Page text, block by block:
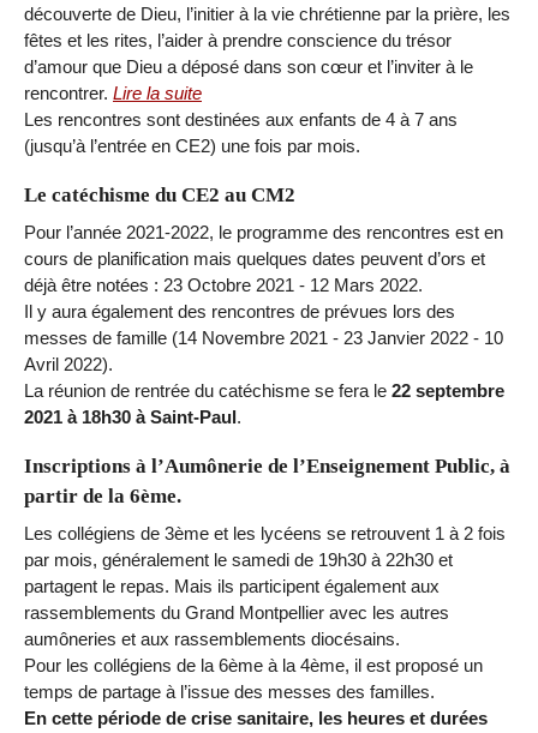
découverte de Dieu, l’initier à la vie chrétienne par la prière, les
fêtes et les rites, l’aider à prendre conscience du trésor
d’amour que Dieu a déposé dans son cœur et l’inviter à le
rencontrer. Lire la suite
Les rencontres sont destinées aux enfants de 4 à 7 ans
(jusqu’à l’entrée en CE2) une fois par mois.
Le catéchisme du CE2 au CM2
Pour l’année 2021-2022, le programme des rencontres est en
cours de planification mais quelques dates peuvent d’ors et
déjà être notées : 23 Octobre 2021 - 12 Mars 2022.
Il y aura également des rencontres de prévues lors des
messes de famille (14 Novembre 2021 - 23 Janvier 2022 - 10
Avril 2022).
La réunion de rentrée du catéchisme se fera le 22 septembre
2021 à 18h30 à Saint-Paul.
Inscriptions à l’Aumônerie de l’Enseignement Public, à
partir de la 6ème.
Les collégiens de 3ème et les lycéens se retrouvent 1 à 2 fois
par mois, généralement le samedi de 19h30 à 22h30 et
partagent le repas. Mais ils participent également aux
rassemblements du Grand Montpellier avec les autres
aumôneries et aux rassemblements diocésains.
Pour les collégiens de la 6ème à la 4ème, il est proposé un
temps de partage à l’issue des messes des familles.
En cette période de crise sanitaire, les heures et durées